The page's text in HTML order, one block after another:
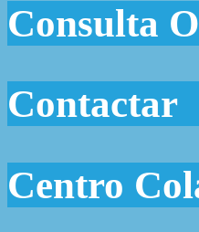
Consulta
Contactar
Centro